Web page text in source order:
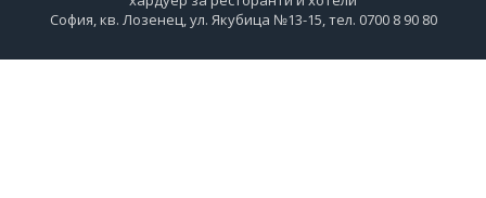
София, кв. Лозенец, ул. Якубица №13-15, тел. 0700 8 90 80